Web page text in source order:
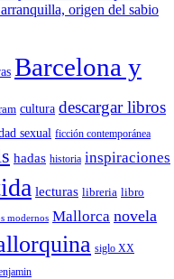
origen del sabio
Barcelona y
cultura descargar libros
sexual ficción contemporánea
hadas historia inspiraciones
lecturas libreria libro
modernos Mallorca novela
siglo XX